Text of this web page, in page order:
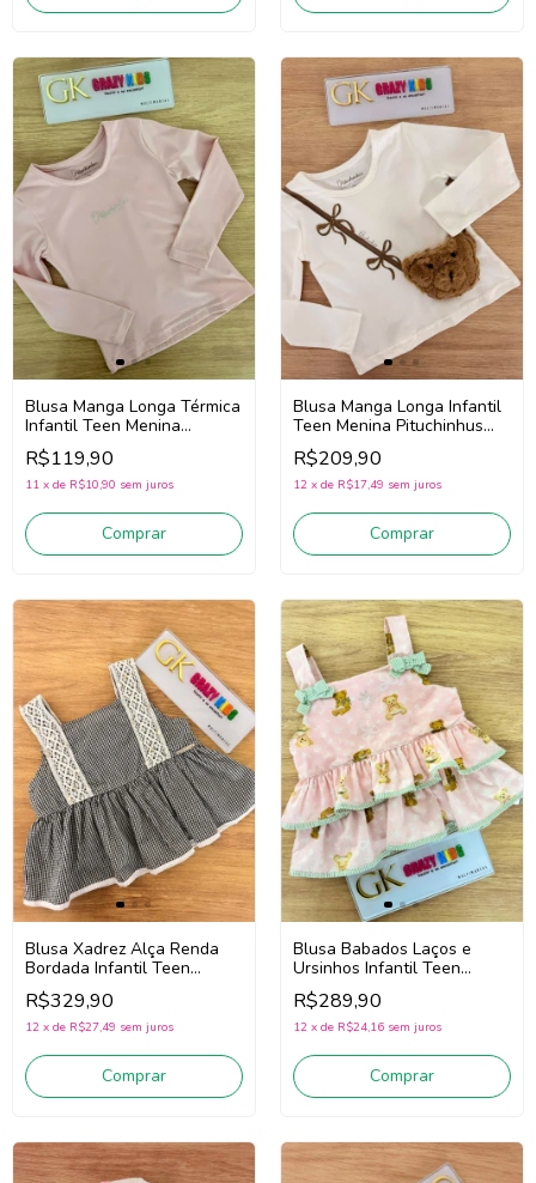
Blusa Manga Longa Térmica
Infantil Teen Menina
Pituchinhus 28629 (Rosa)
R$119,90
11 x de R$10,90 sem juros
Comprar
Blusa Manga Longa Infantil
Teen Menina Pituchinhus
30247 (Off White)
R$209,90
12 x de R$17,49 sem juros
Comprar
Blusa Xadrez Alça Renda
Bordada Infantil Teen
Menina Pituchinhus 30709
(Preto/Branco)
R$329,90
12 x de R$27,49 sem juros
Comprar
Blusa Babados Laços e
Ursinhos Infantil Teen
Menina Pituchinhus 30733
(Rosa)
R$289,90
12 x de R$24,16 sem juros
Comprar